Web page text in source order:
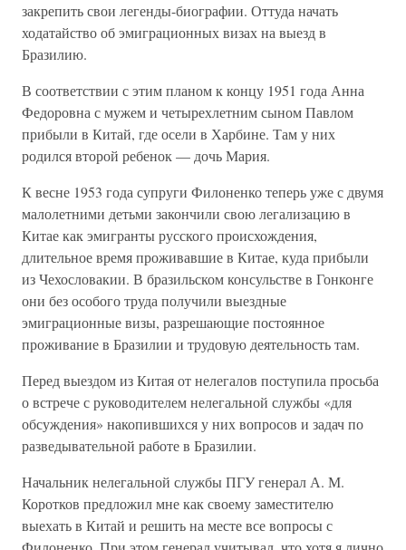
закрепить свои легенды-биографии. Оттуда начать
ходатайство об эмиграционных визах на выезд в
Бразилию.
В соответствии с этим планом к концу 1951 года Анна
Федоровна с мужем и четырехлетним сыном Павлом
прибыли в Китай, где осели в Харбине. Там у них
родился второй ребенок — дочь Мария.
К весне 1953 года супруги Филоненко теперь уже с двумя
малолетними детьми закончили свою легализацию в
Китае как эмигранты русского происхождения,
длительное время проживавшие в Китае, куда прибыли
из Чехословакии. В бразильском консульстве в Гонконге
они без особого труда получили выездные
эмиграционные визы, разрешающие постоянное
проживание в Бразилии и трудовую деятельность там.
Перед выездом из Китая от нелегалов поступила просьба
о встрече с руководителем нелегальной службы «для
обсуждения» накопившихся у них вопросов и задач по
разведывательной работе в Бразилии.
Начальник нелегальной службы ПГУ генерал А. М.
Коротков предложил мне как своему заместителю
выехать в Китай и решить на месте все вопросы с